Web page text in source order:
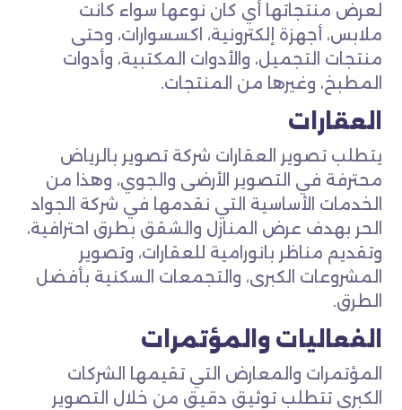
لعرض منتجاتها أي كان نوعها سواء كانت
ملابس، أجهزة إلكترونية، اكسسوارات، وحتى
منتجات التجميل، والأدوات المكتبية، وأدوات
المطبخ، وغيرها من المنتجات.
العقارات
يتطلب تصوير العقارات شركة تصوير بالرياض
محترفة في التصوير الأرضى والجوي، وهذا من
الخدمات الأساسية التي نقدمها في شركة الجواد
الحر بهدف عرض المنازل والشقق بطرق احترافية،
وتقديم مناظر بانورامية للعقارات، وتصوير
المشروعات الكبرى، والتجمعات السكنية بأفضل
الطرق.
الفعاليات والمؤتمرات
المؤتمرات والمعارض التي تقيمها الشركات
الكبرى تتطلب توثيق دقيق من خلال التصوير